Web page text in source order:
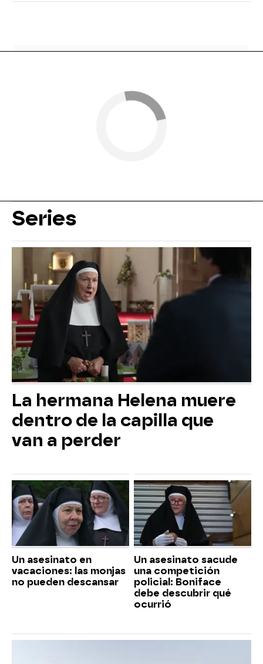
Series
La hermana Helena muere
dentro de la capilla que
van a perder
Un asesinato en
vacaciones: las monjas
no pueden descansar
Un asesinato sacude
una competición
policial: Boniface
debe descubrir qué
ocurrió